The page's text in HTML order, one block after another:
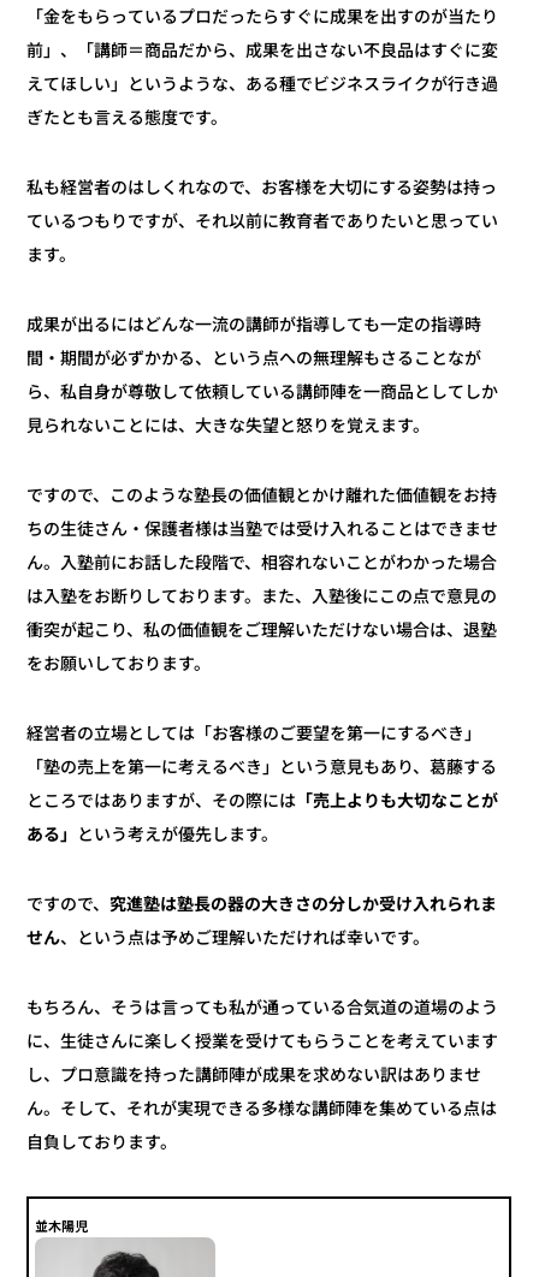
「金をもらっているプロだったらすぐに成果を出すのが当たり
前」、「講師＝商品だから、成果を出さない不良品はすぐに変
えてほしい」というような、ある種でビジネスライクが行き過
ぎたとも言える態度です。
私も経営者のはしくれなので、お客様を大切にする姿勢は持っ
ているつもりですが、それ以前に教育者でありたいと思ってい
ます。
成果が出るにはどんな一流の講師が指導しても一定の指導時
間・期間が必ずかかる、という点への無理解もさることなが
ら、私自身が尊敬して依頼している講師陣を一商品としてしか
見られないことには、大きな失望と怒りを覚えます。
ですので、このような塾長の価値観とかけ離れた価値観をお持
ちの生徒さん・保護者様は当塾では受け入れることはできませ
ん。入塾前にお話した段階で、相容れないことがわかった場合
は入塾をお断りしております。また、入塾後にこの点で意見の
衝突が起こり、私の価値観をご理解いただけない場合は、退塾
をお願いしております。
経営者の立場としては「お客様のご要望を第一にするべき」
「塾の売上を第一に考えるべき」という意見もあり、葛藤する
ところではありますが、その際には 「売上よりも大切なことが
ある」 という考えが優先します。
ですので、究進塾は塾長の器の大きさの分しか受け入れられま
せん、という点は予めご理解いただければ幸いです。
もちろん、そうは言っても私が通っている合気道の道場のよう
に、生徒さんに楽しく授業を受けてもらうことを考えています
し、プロ意識を持った講師陣が成果を求めない訳はありませ
ん。そして、それが実現できる多様な講師陣を集めている点は
自負しております。
並木陽児